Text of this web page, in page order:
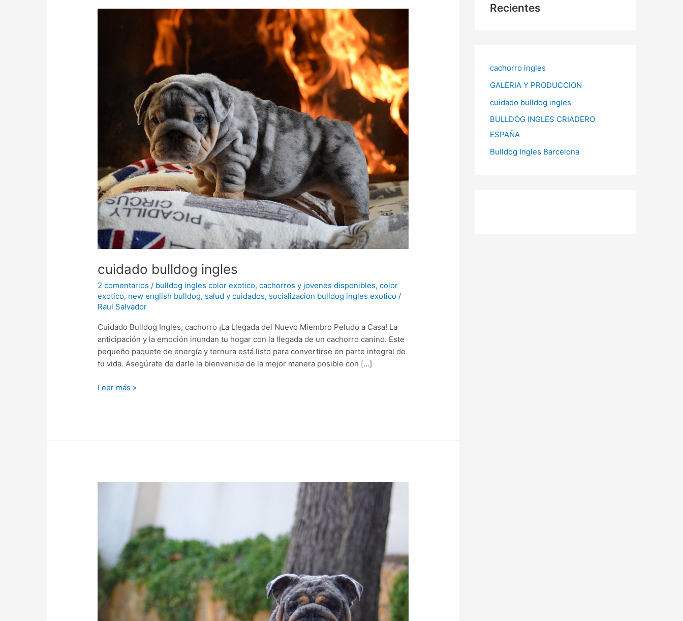
cuidado bulldog ingles
2 comentarios / bulldog ingles color exotico,cachorros y jovenes disponibles,color
exotico, new english bulldog, salud y cuidados, socializacion bulldog ingles exotico /
Raul Salvador
Cuidado Bulldog Ingles, cachorro ¡La Llegada del Nuevo Miembro Peludo a Casa! La
anticipación y la emoción inundan tu hogar con la llegada de un cachorro canino. Este
pequeño paquete de energía y ternura está listo para convertirse en parte integral de
tu vida. Asegúrate de darle la bienvenida de la mejor manera posible con […]
Leer más »
Recientes
cachorro ingles
GALERIA Y PRODUCCION
cuidado bulldog ingles
BULLDOG INGLES CRIADERO
ESPAÑA
Bulldog Ingles Barcelona